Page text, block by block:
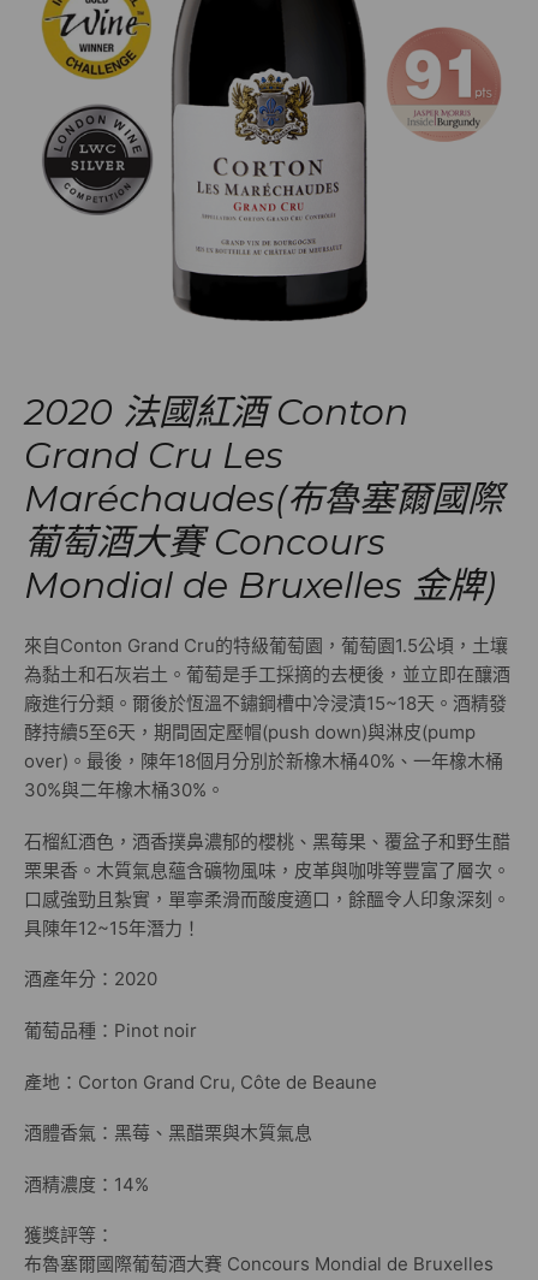
2020 法國紅酒 Conton
Grand Cru Les
Maréchaudes(布魯塞爾國際
葡萄酒大賽 Concours
Mondial de Bruxelles 金牌)
來自Conton Grand Cru的特級葡萄園，葡萄園1.5公頃，土壤
為黏土和石灰岩土。葡萄是手工採摘的去梗後，並立即在釀酒
廠進行分類。爾後於恆溫不鏽鋼槽中冷浸漬15~18天。酒精發
酵持續5至6天，期間固定壓帽(push down)與淋皮(pump
over)。最後，陳年18個月分別於新橡木桶40%、一年橡木桶
30%與二年橡木桶30%。
石榴紅酒色，酒香撲鼻濃郁的櫻桃、黑莓果、覆盆子和野生醋
栗果香。木質氣息蘊含礦物風味，皮革與咖啡等豐富了層次。
口感強勁且紮實，單寧柔滑而酸度適口，餘醞令人印象深刻。
具陳年12~15年潛力！
酒產年分：2020
葡萄品種：Pinot noir
產地：Corton Grand Cru, Côte de Beaune
酒體香氣：黑莓、黑醋栗與木質氣息
酒精濃度：14%
獲獎評等：
布魯塞爾國際葡萄酒大賽 Concours Mondial de Bruxelles